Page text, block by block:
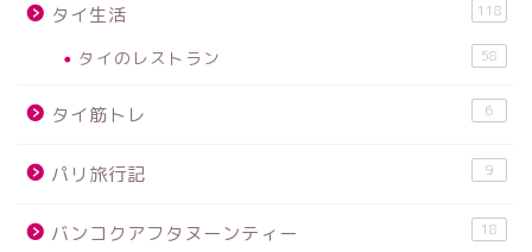
タイ生活 118
タイのレストラン 58
タイ筋トレ 6
パリ旅行記 9
バンコクアフタヌーンティー 18